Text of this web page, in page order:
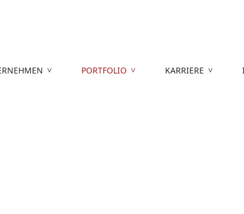
PORTFOLIO KARRIERE